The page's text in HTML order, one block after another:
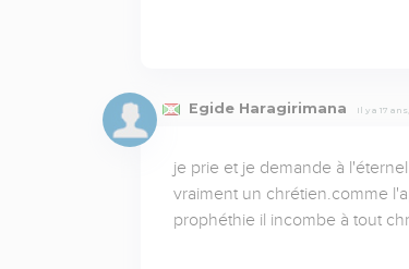
Egide Haragirimana Il y a 17
je prie et je demande à
vraiment un chrétien.comme
prophéthie il incombe à tout